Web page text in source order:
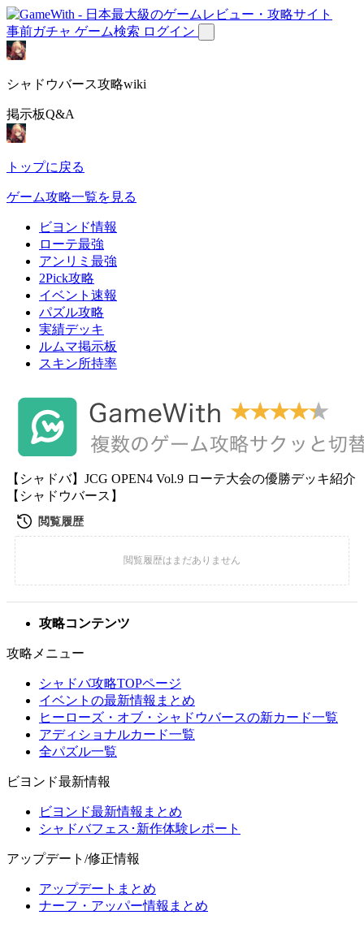
事前ガチャ ゲーム検索 ログイン
シャドウバース攻略wiki
掲示板Q&A
トップに戻る
ゲーム攻略一覧を見る
ビヨンド情報
ローテ最強
アンリミ最強
2Pick攻略
イベント速報
パズル攻略
実績デッキ
ルムマ掲示板
スキン所持率
【シャドバ】JCG OPEN4 Vol.9 ローテ大会の優勝デッキ紹介
【シャドウバース】
攻略コンテンツ
攻略メニュー
シャドバ攻略TOPページ
イベントの最新情報まとめ
ヒーローズ・オブ・シャドウバースの新カード一覧
アディショナルカード一覧
全パズル一覧
ビヨンド最新情報
ビヨンド最新情報まとめ
シャドバフェス･新作体験レポート
アップデート/修正情報
アップデートまとめ
ナーフ・アッパー情報まとめ